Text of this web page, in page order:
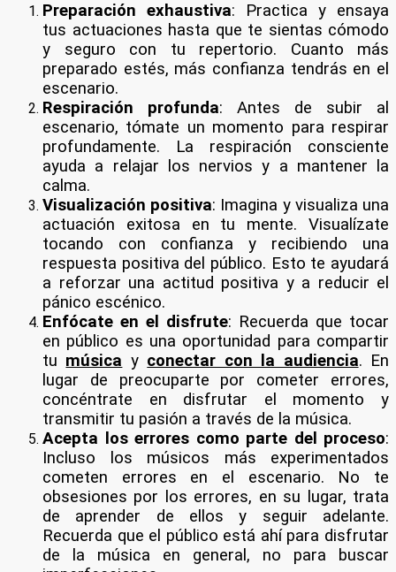
Preparación exhaustiva: Practica y ensaya
tus actuaciones hasta que te sientas cómodo
y seguro con tu repertorio. Cuanto más
preparado estés, más confianza tendrás en el
escenario.
Respiración profunda: Antes de subir al
escenario, tómate un momento para respirar
profundamente. La respiración consciente
ayuda a relajar los nervios y a mantener la
calma.
Visualización positiva: Imagina y visualiza una
actuación exitosa en tu mente. Visualízate
tocando con confianza y recibiendo una
respuesta positiva del público. Esto te ayudará
a reforzar una actitud positiva y a reducir el
pánico escénico.
Enfócate en el disfrute: Recuerda que tocar
en público es una oportunidad para compartir
tu música y conectar con la audiencia. En
lugar de preocuparte por cometer errores,
concéntrate en disfrutar el momento y
transmitir tu pasión a través de la música.
Acepta los errores como parte del proceso:
Incluso los músicos más experimentados
cometen errores en el escenario. No te
obsesiones por los errores, en su lugar, trata
de aprender de ellos y seguir adelante.
Recuerda que el público está ahí para disfrutar
de la música en general, no para buscar